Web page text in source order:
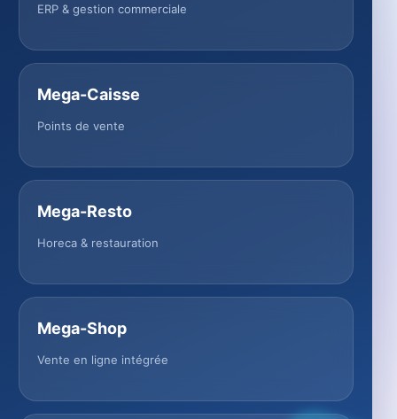
ERP & gestion commerciale
Mega-Caisse
Points de vente
Mega-Resto
Horeca & restauration
Mega-Shop
Vente en ligne intégrée